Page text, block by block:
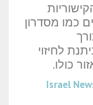
כמו מסדרון
לחיזוי
כולו.
Israel